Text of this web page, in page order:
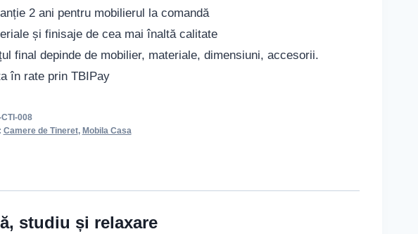
2 ani pentru mobilierul la comandă
și finisaje de cea mai înaltă calitate
final depinde de mobilier, materiale, dimensiuni, accesorii.
în rate prin TBIPay
CTI-008
Camere de Tineret, Mobila Casa
studiu și relaxare